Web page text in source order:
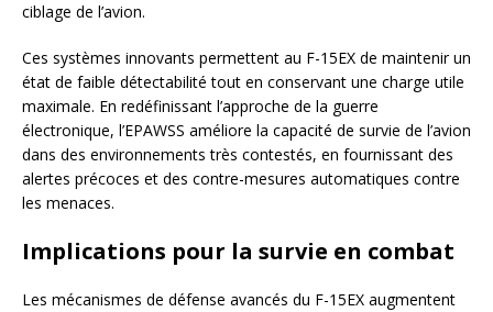
ciblage de l’avion.
Ces systèmes innovants permettent au F-15EX de maintenir un
état de faible détectabilité tout en conservant une charge utile
maximale. En redéfinissant l’approche de la guerre
électronique, l’EPAWSS améliore la capacité de survie de l’avion
dans des environnements très contestés, en fournissant des
alertes précoces et des contre-mesures automatiques contre
les menaces.
Implications pour la survie en combat
Les mécanismes de défense avancés du F-15EX augmentent